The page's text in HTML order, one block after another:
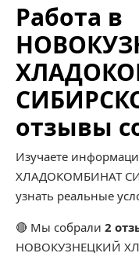
Работа в
отзывы
Изучаете
ХЛАДОКОМБИНАТ
узнать реальные
🔴 Мы собрали 2
НОВОКУЗНЕЦКИЙ